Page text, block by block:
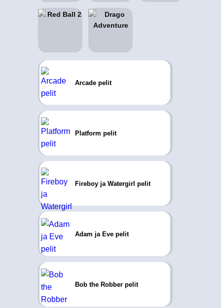
Arcade pelit
Platform pelit
Fireboy ja Watergirl pelit
Adam ja Eve pelit
Bob the Robber pelit